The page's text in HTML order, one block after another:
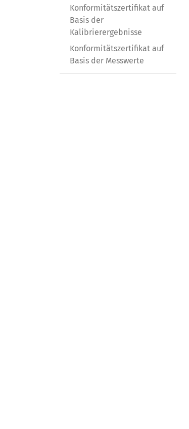
Konformitätszertifikat auf
Basis der
Kalibrierergebnisse
Konformitätszertifikat auf
Basis der Messwerte